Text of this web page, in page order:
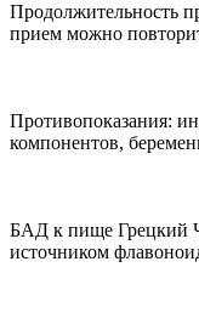
Продолжительность
прием можно
Противопоказания:
компонентов,
БАД к пище Грецкий
источником